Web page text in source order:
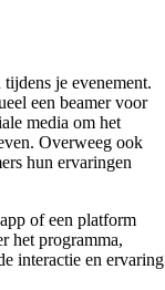
je evenement.
een beamer voor
media om het
Overweeg ook
hun ervaringen
of een platform
het programma,
interactie en ervaring